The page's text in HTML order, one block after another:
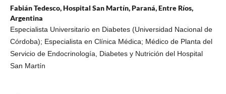
Fabián Tedesco,Hospital San Martín, Paraná, Entre Ríos,
Argentina
Especialista Universitario en Diabetes (Universidad Nacional de
Córdoba); Especialista en Clínica Médica; Médico de Planta del
Servicio de Endocrinología, Diabetes y Nutrición del Hospital
San Martín